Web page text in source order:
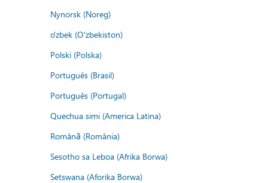
Nynorsk (Noreg)
o'zbek (O'zbekiston)
Polski (Polska)
Português (Brasil)
Português (Portugal)
Quechua simi (America Latina)
Română (România)
Sesotho sa Leboa (Afrika Borwa)
Setswana (Aforika Borwa)